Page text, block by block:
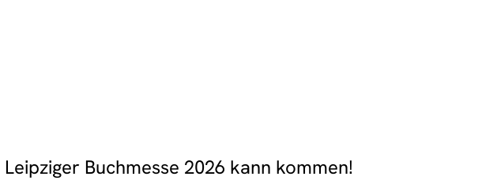
Leipziger Buchmesse 2026 kann kommen!